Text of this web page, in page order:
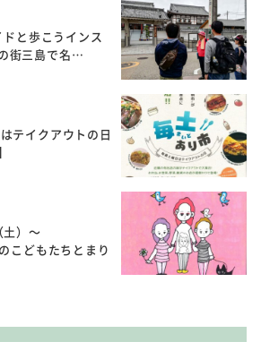
と歩こうインス
街三島で名…
テイクアウトの日
）～
こどもたちとまり